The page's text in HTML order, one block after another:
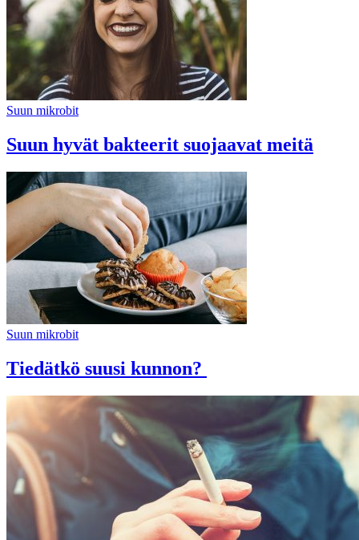
Suun mikrobit
Suun hyvät bakteerit suojaavat meitä
Suun mikrobit
Tiedätkö suusi kunnon?